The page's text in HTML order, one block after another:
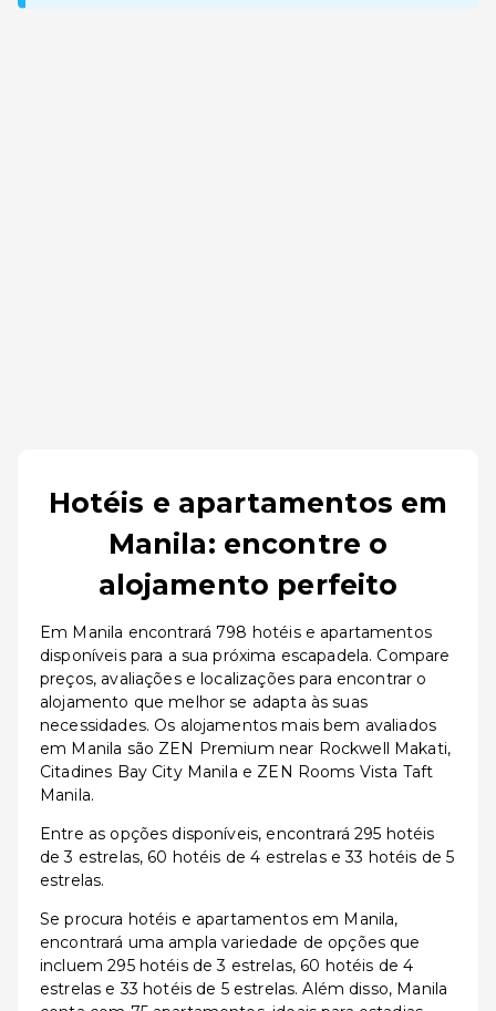
Hotéis e apartamentos em
Manila: encontre o
alojamento perfeito
Em Manila encontrará 798 hotéis e apartamentos
disponíveis para a sua próxima escapadela. Compare
preços, avaliações e localizações para encontrar o
alojamento que melhor se adapta às suas
necessidades. Os alojamentos mais bem avaliados
em Manila são ZEN Premium near Rockwell Makati,
Citadines Bay City Manila e ZEN Rooms Vista Taft
Manila.
Entre as opções disponíveis, encontrará 295 hotéis
de 3 estrelas, 60 hotéis de 4 estrelas e 33 hotéis de 5
estrelas.
Se procura hotéis e apartamentos em Manila,
encontrará uma ampla variedade de opções que
incluem 295 hotéis de 3 estrelas, 60 hotéis de 4
estrelas e 33 hotéis de 5 estrelas. Além disso, Manila